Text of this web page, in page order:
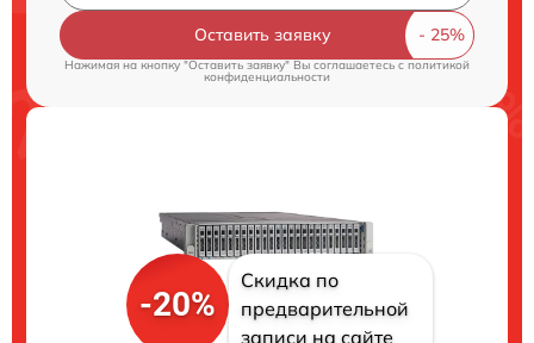
Оставить заявку
Нажимая на кнопку "Оставить заявку" Вы соглашаетесь cполитикой
конфиденциальности
-20%
Скидка по
предварительной
записи на сайте